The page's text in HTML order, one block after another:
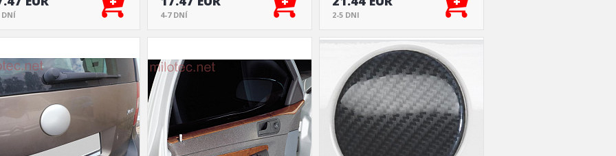
DNÍ 4-7 DNÍ
2013-2015 / Superb III.
Lim./Combi, 2015+
2-5 DNI